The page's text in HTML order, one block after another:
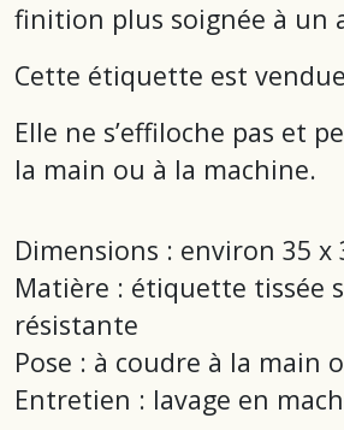
finition plus soignée à un
Cette étiquette est
Elle ne s’effiloche pas et
la main ou à la machine.
Dimensions : environ 35 x
Matière : étiquette tissée
résistante
Pose : à coudre à la main
Entretien : lavage en